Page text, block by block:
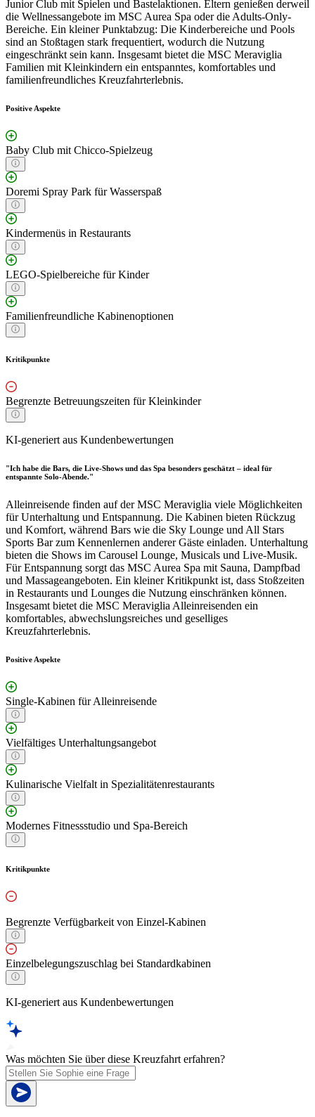
Junior Club mit Spielen und Bastelaktionen. Eltern genießen derweil
die Wellnessangebote im MSC Aurea Spa oder die Adults-Only-
Bereiche. Ein kleiner Punktabzug: Die Kinderbereiche und Pools
sind an Stoßtagen stark frequentiert, wodurch die Nutzung
eingeschränkt sein kann. Insgesamt bietet die MSC Meraviglia
Familien mit Kleinkindern ein entspanntes, komfortables und
familienfreundliches Kreuzfahrterlebnis.
Positive Aspekte
Baby Club mit Chicco-Spielzeug
Doremi Spray Park für Wasserspaß
Kindermenüs in Restaurants
LEGO-Spielbereiche für Kinder
Familienfreundliche Kabinenoptionen
Kritikpunkte
Begrenzte Betreuungszeiten für Kleinkinder
KI-generiert aus Kundenbewertungen
"Ich habe die Bars, die Live-Shows und das Spa besonders geschätzt – ideal für
entspannte Solo-Abende."
Alleinreisende finden auf der MSC Meraviglia viele Möglichkeiten
für Unterhaltung und Entspannung. Die Kabinen bieten Rückzug
und Komfort, während Bars wie die Sky Lounge und All Stars
Sports Bar zum Kennenlernen anderer Gäste einladen. Unterhaltung
bieten die Shows im Carousel Lounge, Musicals und Live-Musik.
Für Entspannung sorgt das MSC Aurea Spa mit Sauna, Dampfbad
und Massageangeboten. Ein kleiner Kritikpunkt ist, dass Stoßzeiten
in Restaurants und Lounges die Nutzung einschränken können.
Insgesamt bietet die MSC Meraviglia Alleinreisenden ein
komfortables, abwechslungsreiches und geselliges
Kreuzfahrterlebnis.
Positive Aspekte
Single-Kabinen für Alleinreisende
Vielfältiges Unterhaltungsangebot
Kulinarische Vielfalt in Spezialitätenrestaurants
Modernes Fitnessstudio und Spa-Bereich
Kritikpunkte
Begrenzte Verfügbarkeit von Einzel-Kabinen
Einzelbelegungszuschlag bei Standardkabinen
KI-generiert aus Kundenbewertungen
Was möchten Sie über diese Kreuzfahrt erfahren?